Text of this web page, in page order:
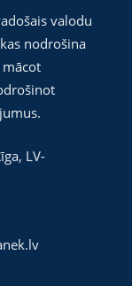
valodu
nodrošina
, LV-